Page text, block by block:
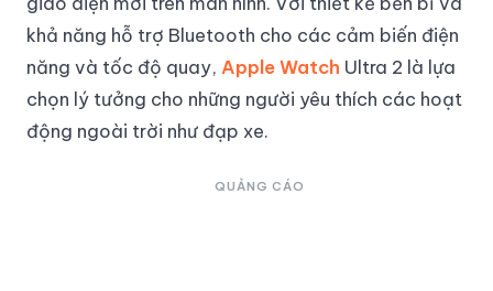
khả năng hỗ trợ Bluetooth cho các cảm biến điện
năng và tốc độ quay, Apple Watch Ultra 2 là lựa
chọn lý tưởng cho những người yêu thích các hoạt
động ngoài trời như đạp xe.
QUẢNG CÁO